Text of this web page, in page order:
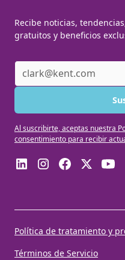
Recibe noticias,
gratuitos y beneficios
Al suscribirte, aceptas nuestra
consentimiento para recibir
Política de tratamiento y
Términos de Servicio